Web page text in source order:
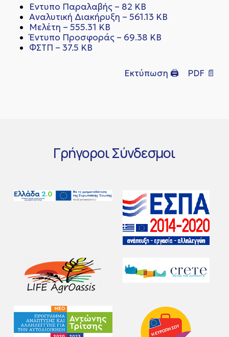
Εντυπο Παραλαβής – 82 KB
Αναλυτική Διακήρυξη – 561.13 KB
Μελέτη – 555.31 KB
Έντυπο Προσφοράς – 69.38 KB
ΦΣΤΠ – 37.5 KB
Εκτύπωση 🖨 PDF 📄
ΓρήγοροιΣύνδεσμοι